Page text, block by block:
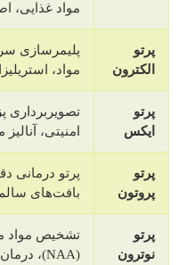
مواد غذایی،
پرتو
الکترون
پلیمرسازی
مواد،
پرتو
ایکس
تصویربرداری
امنیتی، آنالیز
پرتو
پروتون
پرتو درمانی
بافت‌های
پرتو
نوترون
تشخیص مواد
(NAA)، درمان BNCT.